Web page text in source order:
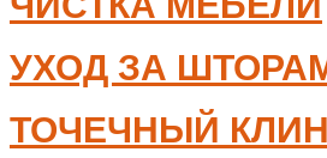
УХОД ЗА
ТОЧЕЧНЫЙ